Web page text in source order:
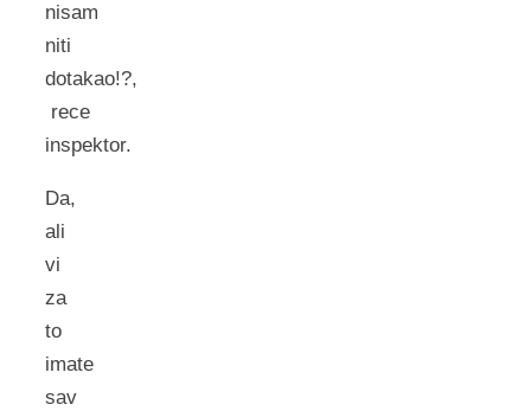
nisam
niti
dotakao!?,
rece
inspektor.
Da,
ali
vi
za
to
imate
sav